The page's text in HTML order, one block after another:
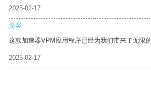
2025-02-17
游客
这款加速器VPM应用程序已经为我们带来了无限
2025-02-17